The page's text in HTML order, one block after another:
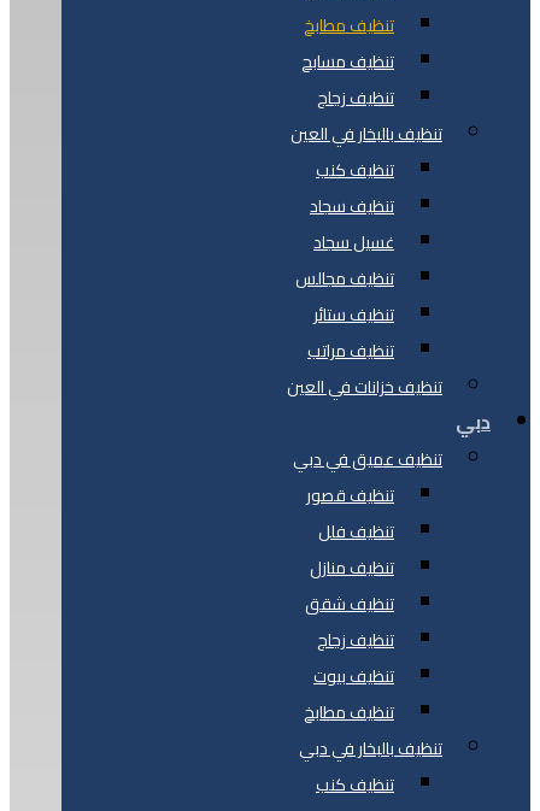
تنظيف مطابخ
تنظيف مسابح
تنظيف زجاج
تنظيف بالبخار في العين
تنظيف كنب
تنظيف سجاد
غسيل سجاد
تنظيف مجالس
تنظيف ستائر
تنظيف مراتب
تنظيف خزانات في العين
دبي
تنظيف عميق في دبي
تنظيف قصور
تنظيف فلل
تنظيف منازل
تنظيف شقق
تنظيف زجاج
تنظيف بيوت
تنظيف مطابخ
تنظيف بالبخار في دبي
تنظيف كنب